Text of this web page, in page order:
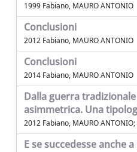
1999 Fabiano, MAURO ANTONIO
Conclusioni
2012 Fabiano, MAURO ANTONIO
Conclusioni
2014 Fabiano, MAURO ANTONIO
Dalla guerra
asimmetrica. Una
2012 Fabiano, MAURO
E se succedesse anche